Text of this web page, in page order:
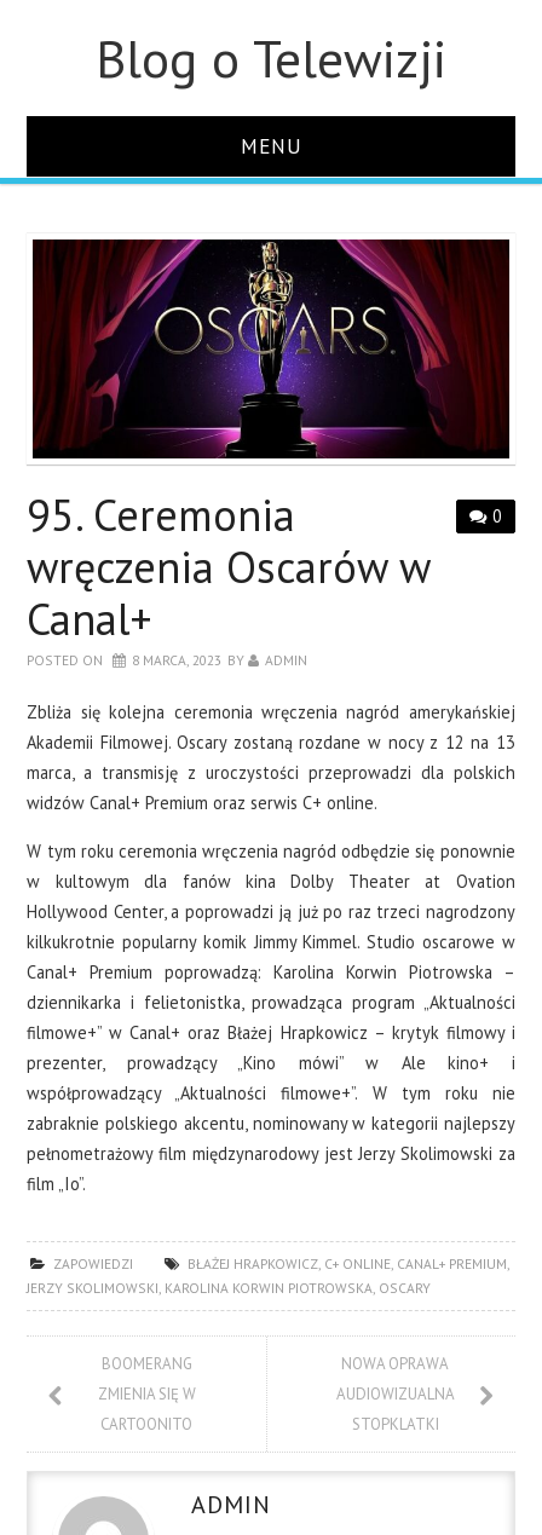
Blog o Telewizji
MENU
O STRONIE
KONTAKT
0
95. Ceremonia
wręczenia Oscarów w
Canal+
POSTED ON 8 MARCA, 2023 BY ADMIN
Zbliża się kolejna ceremonia wręczenia nagród amerykańskiej
Akademii Filmowej. Oscary zostaną rozdane w nocy z 12 na 13
marca, a transmisję z uroczystości przeprowadzi dla polskich
widzów Canal+ Premium oraz serwis C+ online.
W tym roku ceremonia wręczenia nagród odbędzie się ponownie
w kultowym dla fanów kina Dolby Theater at Ovation
Hollywood Center, a poprowadzi ją już po raz trzeci nagrodzony
kilkukrotnie popularny komik Jimmy Kimmel. Studio oscarowe w
Canal+ Premium poprowadzą: Karolina Korwin Piotrowska –
dziennikarka i felietonistka, prowadząca program „Aktualności
filmowe+” w Canal+ oraz Błażej Hrapkowicz – krytyk filmowy i
prezenter, prowadzący „Kino mówi” w Ale kino+ i
współprowadzący „Aktualności filmowe+”. W tym roku nie
zabraknie polskiego akcentu, nominowany w kategorii najlepszy
pełnometrażowy film międzynarodowy jest Jerzy Skolimowski za
film „Io”.
ZAPOWIEDZI BŁAŻEJ HRAPKOWICZ, C+ ONLINE, CANAL+ PREMIUM,
JERZY SKOLIMOWSKI, KAROLINA KORWIN PIOTROWSKA, OSCARY
BOOMERANG
ZMIENIA SIĘ W
CARTOONITO
NOWA OPRAWA
AUDIOWIZUALNA
STOPKLATKI
ADMIN